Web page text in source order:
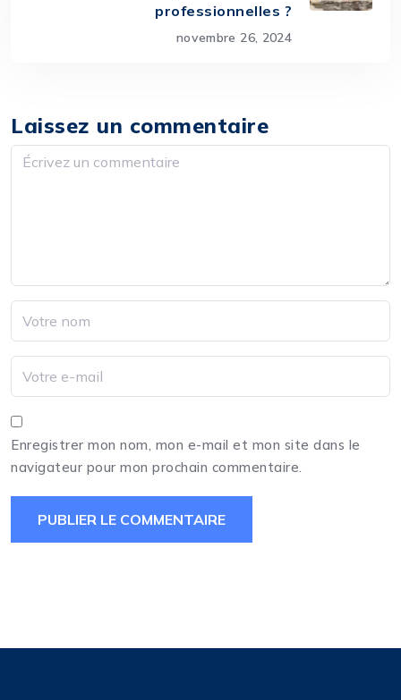
professionnelles ?
novembre 26, 2024
Laissez un commentaire
Enregistrer mon nom, mon e-mail et mon site dans le
navigateur pour mon prochain commentaire.